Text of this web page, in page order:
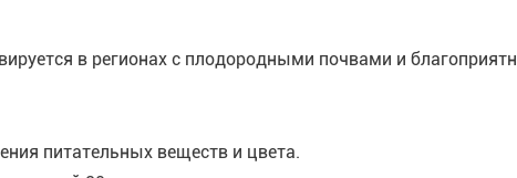
в регионах с плодородными почвами и
питательных веществ и цвета.